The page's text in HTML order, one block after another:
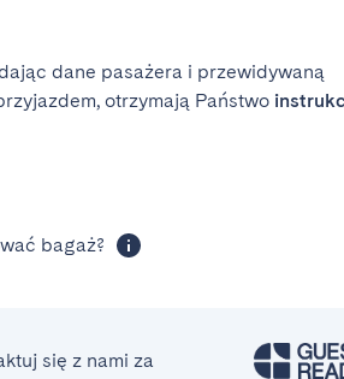
dane pasażera i przewidywaną
otrzymają Państwo
bagaż?
się z nami za